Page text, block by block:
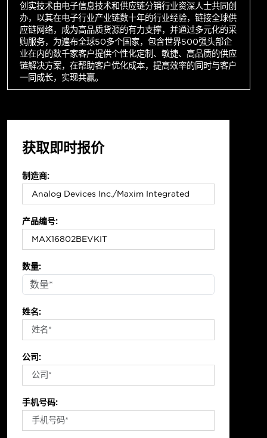
创实技术由电子信息技术和供应链分销行业资深人士共同创
办，以其在电子行业产业链数十年的行业经验，链接全球供
应链网络，成为高品质货源的有力支撑，并通过多元化的采
购服务，为遍布全球50多个国家，包含世界500强头部企
业在内的数千家客户提供个性化定制、敏捷、高品质的供应
链解决方案，在帮助客户优化成本，提高效率的同时与客户
一同成长，实现共赢。
获取即时报价
制造商:
产品编号:
数量:
姓名:
公司:
手机号码: